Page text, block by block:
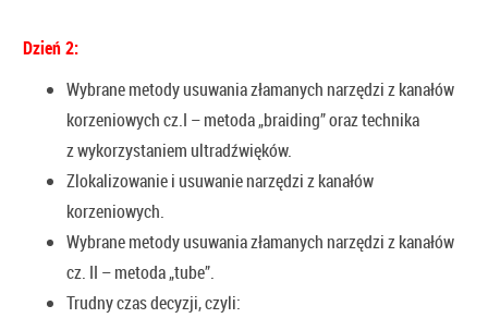
Dzień 2:
Wybrane metody usuwania złamanych narzędzi z kanałów
korzeniowych cz.I – metoda „braiding” oraz technika
z wykorzystaniem ultradźwięków.
Zlokalizowanie i usuwanie narzędzi z kanałów
korzeniowych.
Wybrane metody usuwania złamanych narzędzi z kanałów
cz. II – metoda „tube”.
Trudny czas decyzji, czyli: